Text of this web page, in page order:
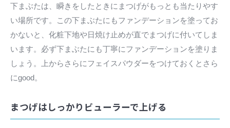
下まぶたは、瞬きをしたときにまつげがもっとも当たりやす
い場所です。この下まぶたにもファンデーションを塗ってお
かないと、化粧下地や日焼け止めが直でまつげに付いてしま
います。必ず下まぶたにも丁寧にファンデーションを塗りま
しょう。上からさらにフェイスパウダーをつけておくとさら
にgood。
まつげはしっかりビューラーで上げる